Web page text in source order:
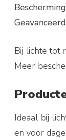
Bij lichte tot
Meer
Ideaal bij
en voor